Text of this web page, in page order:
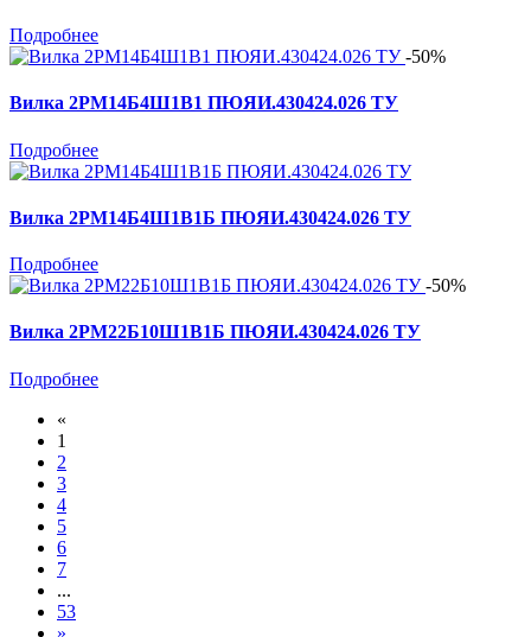
Подробнее
-50%
Вилка 2РМ14Б4Ш1В1 ПЮЯИ.430424.026 ТУ
Подробнее
Вилка 2РМ14Б4Ш1В1Б ПЮЯИ.430424.026 ТУ
Подробнее
-50%
Вилка 2РМ22Б10Ш1В1Б ПЮЯИ.430424.026 ТУ
Подробнее
«
1
2
3
4
5
6
7
...
53
»